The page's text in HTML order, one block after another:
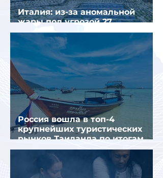
Италия: из-за аномальной
жары под угрозой 27
крупнейших городов
Россия вошла в топ-4
крупнейших туристических
рынков Таиланда по итогам
семи месяцев 2026 года